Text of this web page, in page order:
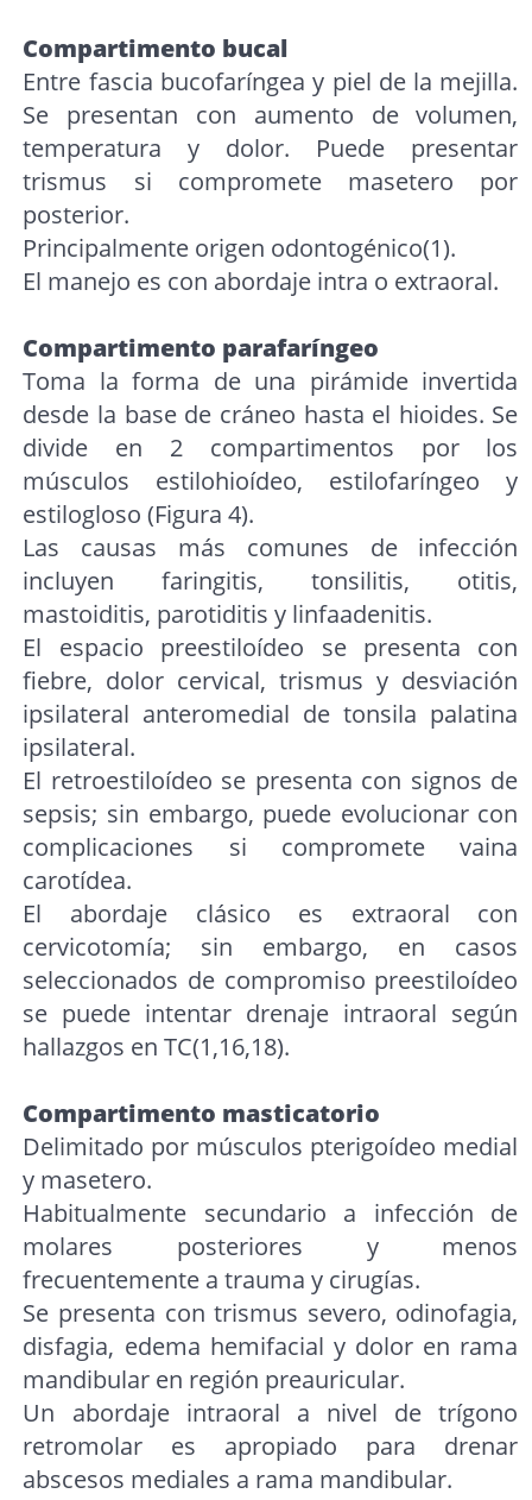
Compartimento bucal
Entre fascia bucofaríngea y piel de la mejilla.
Se presentan con aumento de volumen,
temperatura y dolor. Puede presentar
trismus si compromete masetero por
posterior.
Principalmente origen odontogénico(1).
El manejo es con abordaje intra o extraoral.
Compartimento parafaríngeo
Toma la forma de una pirámide invertida
desde la base de cráneo hasta el hioides. Se
divide en 2 compartimentos por los
músculos estilohioídeo, estilofaríngeo y
estilogloso (Figura 4).
Las causas más comunes de infección
incluyen faringitis, tonsilitis, otitis,
mastoiditis, parotiditis y linfaadenitis.
El espacio preestiloídeo se presenta con
fiebre, dolor cervical, trismus y desviación
ipsilateral anteromedial de tonsila palatina
ipsilateral.
El retroestiloídeo se presenta con signos de
sepsis; sin embargo, puede evolucionar con
complicaciones si compromete vaina
carotídea.
El abordaje clásico es extraoral con
cervicotomía; sin embargo, en casos
seleccionados de compromiso preestiloídeo
se puede intentar drenaje intraoral según
hallazgos en TC(1,16,18).
Compartimento masticatorio
Delimitado por músculos pterigoídeo medial
y masetero.
Habitualmente secundario a infección de
molares posteriores y menos
frecuentemente a trauma y cirugías.
Se presenta con trismus severo, odinofagia,
disfagia, edema hemifacial y dolor en rama
mandibular en región preauricular.
Un abordaje intraoral a nivel de trígono
retromolar es apropiado para drenar
abscesos mediales a rama mandibular.